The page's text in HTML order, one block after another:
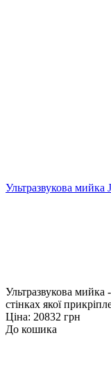
Ультразвукова мийка
Ультразвукова мийка
стінках якої
Ціна: 20832 грн
До кошика